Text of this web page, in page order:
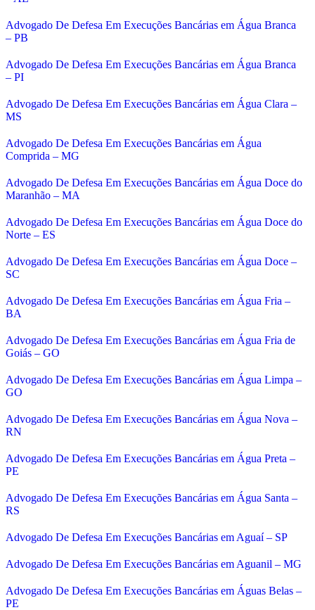
Advogado De Defesa Em Execuções Bancárias em Água Branca
– PB
Advogado De Defesa Em Execuções Bancárias em Água Branca
– PI
Advogado De Defesa Em Execuções Bancárias em Água Clara –
MS
Advogado De Defesa Em Execuções Bancárias em Água
Comprida – MG
Advogado De Defesa Em Execuções Bancárias em Água Doce do
Maranhão – MA
Advogado De Defesa Em Execuções Bancárias em Água Doce do
Norte – ES
Advogado De Defesa Em Execuções Bancárias em Água Doce –
SC
Advogado De Defesa Em Execuções Bancárias em Água Fria –
BA
Advogado De Defesa Em Execuções Bancárias em Água Fria de
Goiás – GO
Advogado De Defesa Em Execuções Bancárias em Água Limpa –
GO
Advogado De Defesa Em Execuções Bancárias em Água Nova –
RN
Advogado De Defesa Em Execuções Bancárias em Água Preta –
PE
Advogado De Defesa Em Execuções Bancárias em Água Santa –
RS
Advogado De Defesa Em Execuções Bancárias em Aguaí – SP
Advogado De Defesa Em Execuções Bancárias em Aguanil – MG
Advogado De Defesa Em Execuções Bancárias em Águas Belas –
PE